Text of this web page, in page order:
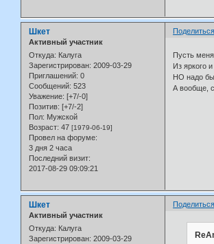
Шкет
Активный участник
Откуда: Калуга
Зарегистрирован: 2009-03-29
Приглашений: 0
Сообщений: 523
Уважение: [+7/-0]
Позитив: [+7/-2]
Пол: Мужской
Возраст: 47 [1979-06-19]
Провел на форуме:
3 дня 2 часа
Последний визит:
2017-08-29 09:09:21
Пусть
Из яркого
НО надо
А вообще,
Шкет
Активный участник
Откуда: Калуга
Зарегистрирован: 2009-03-29